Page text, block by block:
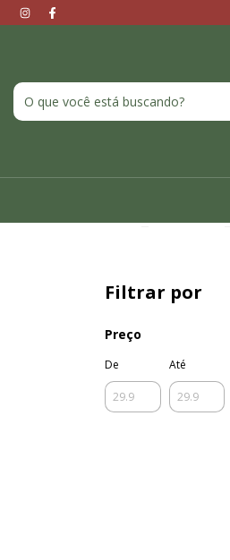
Filtrar por
Preço
De Até